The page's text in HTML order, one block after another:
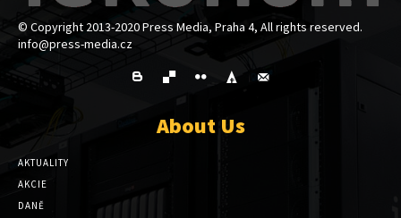
© Copyright 2013-2020 Press Media, Praha 4, All rights reserved.
info@press-media.cz
About Us
AKTUALITY
AKCIE
DANĚ